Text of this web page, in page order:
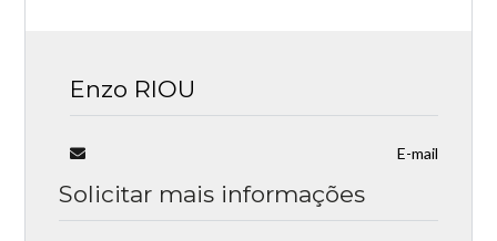
Enzo RIOU
E-mail
Solicitar mais informações